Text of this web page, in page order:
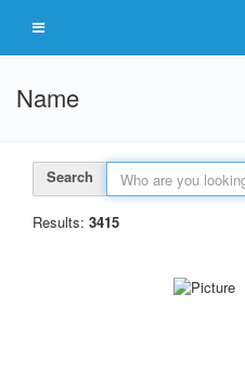
Name
Search
Results: 3415